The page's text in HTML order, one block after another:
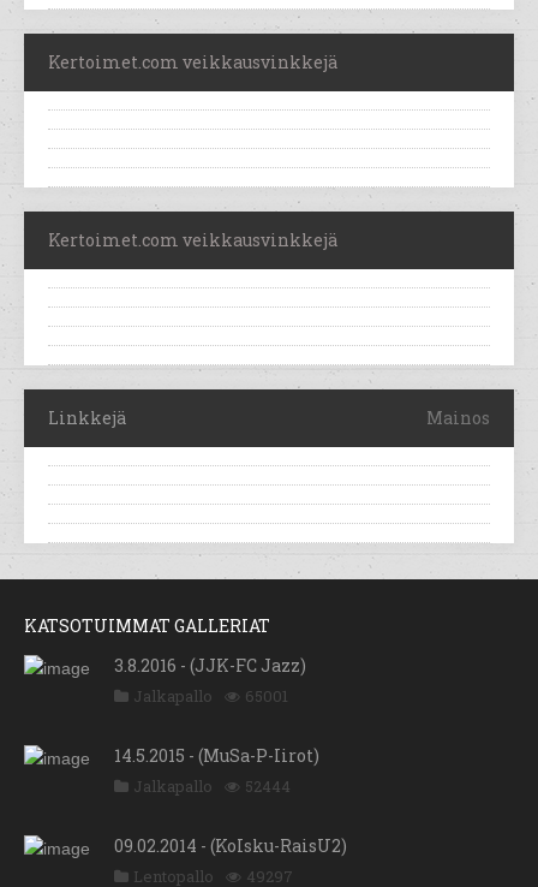
Kertoimet.com veikkausvinkkejä
Kertoimet.com veikkausvinkkejä
Linkkejä Mainos
KATSOTUIMMAT GALLERIAT
3.8.2016 - (JJK-FC Jazz)
Jalkapallo 65001
14.5.2015 - (MuSa-P-Iirot)
Jalkapallo 52444
09.02.2014 - (KoIsku-RaisU2)
Lentopallo 49297